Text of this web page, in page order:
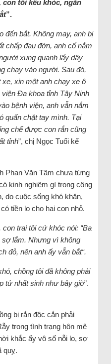
tôi kêu khóc, ngăn
”.
đến bắt. Không may, anh bị
chấp đau đớn, anh cố nắm
xung quanh lấy dây
chạy vào người. Sau đó,
xin một anh chạy xe ô
Đa khoa tỉnh Tây Ninh
bệnh viện, anh vẫn nắm
quấn chặt tay mình. Tại
chế được con rắn cũng
tỉnh”, chị Ngọc Tuổi kể
Phan Văn Tâm chưa từng
kinh nghiệm gì trong công
do cuộc sống khó khăn,
tiền lo cho hai con nhỏ.
trai tôi cứ khóc nói: “Ba
lắm. Nhưng vì không
đỏ, nên anh ấy vẫn bắt“.
chồng tôi đã không phải
tử nhất sinh như bây giờ”.
bị rắn độc cắn phải
trong tình trạng hôn mê
khắc ấy vô số nỗi lo, sợ
quỵ.